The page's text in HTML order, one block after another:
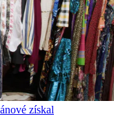
získal